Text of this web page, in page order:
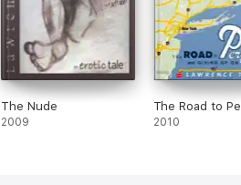
The Nude
2009
The Road to
2010